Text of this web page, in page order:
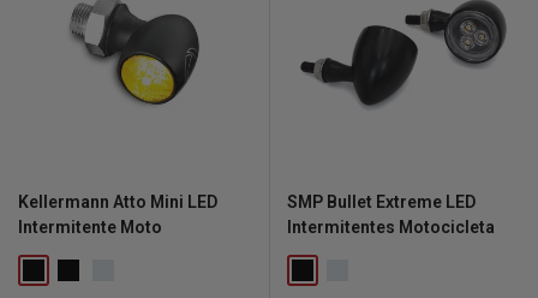
Kellermann Atto Mini LED
Intermitente Moto
SMP Bullet Extreme LED
Intermitentes Motocicleta